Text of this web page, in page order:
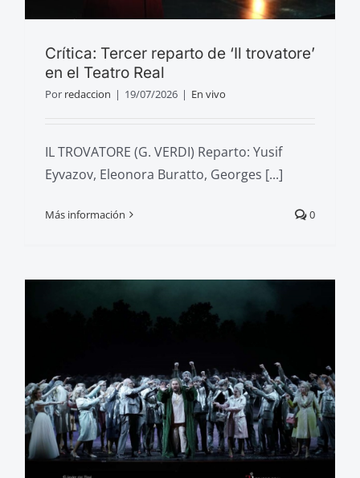
Crítica: Tercer reparto de ‘Il trovatore’
en el Teatro Real
Por redaccion | 19/07/2026 | En vivo
IL TROVATORE (G. VERDI) Reparto: Yusif
Eyvazov, Eleonora Buratto, Georges [...]
Más información 0